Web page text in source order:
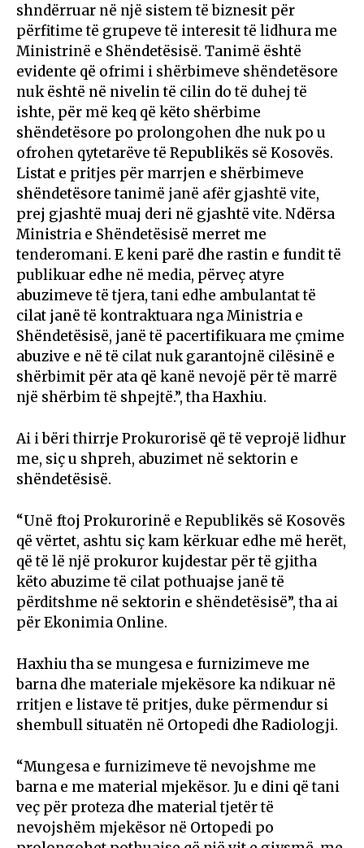
shndërruar në një sistem të biznesit për
përfitime të grupeve të interesit të lidhura me
Ministrinë e Shëndetësisë. Tanimë është
evidente që ofrimi i shërbimeve shëndetësore
nuk është në nivelin të cilin do të duhej të
ishte, për më keq që këto shërbime
shëndetësore po prolongohen dhe nuk po u
ofrohen qytetarëve të Republikës së Kosovës.
Listat e pritjes për marrjen e shërbimeve
shëndetësore tanimë janë afër gjashtë vite,
prej gjashtë muaj deri në gjashtë vite. Ndërsa
Ministria e Shëndetësisë merret me
tenderomani. E keni parë dhe rastin e fundit të
publikuar edhe në media, përveç atyre
abuzimeve të tjera, tani edhe ambulantat të
cilat janë të kontraktuara nga Ministria e
Shëndetësisë, janë të pacertifikuara me çmime
abuzive e në të cilat nuk garantojnë cilësinë e
shërbimit për ata që kanë nevojë për të marrë
një shërbim të shpejtë.”, tha Haxhiu.
Ai i bëri thirrje Prokurorisë që të veprojë lidhur
me, siç u shpreh, abuzimet në sektorin e
shëndetësisë.
“Unë ftoj Prokurorinë e Republikës së Kosovës
që vërtet, ashtu siç kam kërkuar edhe më herët,
që të lë një prokuror kujdestar për të gjitha
këto abuzime të cilat pothuajse janë të
përditshme në sektorin e shëndetësisë”, tha ai
për Ekonimia Online.
Haxhiu tha se mungesa e furnizimeve me
barna dhe materiale mjekësore ka ndikuar në
rritjen e listave të pritjes, duke përmendur si
shembull situatën në Ortopedi dhe Radiologji.
“Mungesa e furnizimeve të nevojshme me
barna e me material mjekësor. Ju e dini që tani
veç për proteza dhe material tjetër të
nevojshëm mjekësor në Ortopedi po